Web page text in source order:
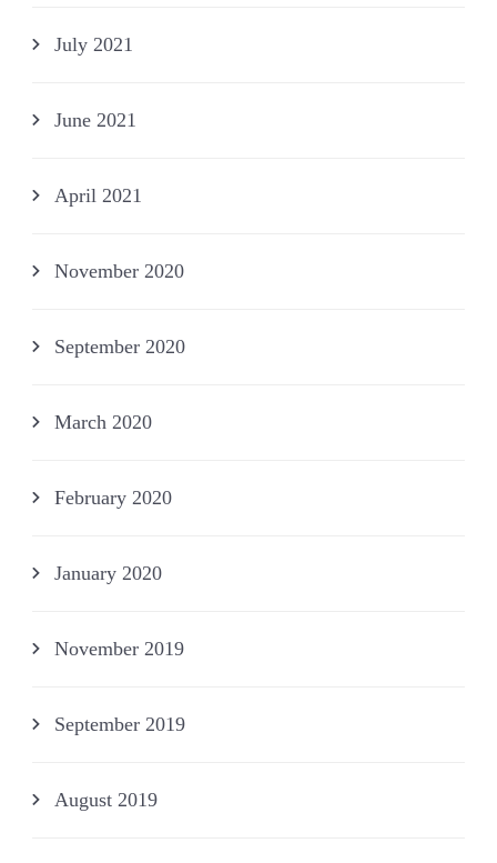
July 2021
June 2021
April 2021
November 2020
September 2020
March 2020
February 2020
January 2020
November 2019
September 2019
August 2019